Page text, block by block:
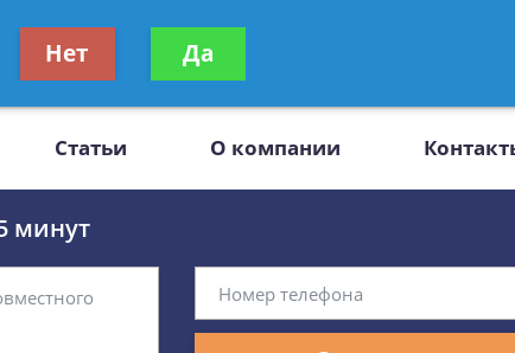
Получите консультацию
бесплатно
Статьи О компании
минут
Нет Да